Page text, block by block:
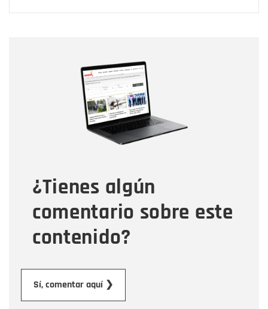
¿Tienes algún
comentario sobre este
contenido?
Sí, comentar aquí ❯
Correo electrónico
Tipo de comentario
Mensaje